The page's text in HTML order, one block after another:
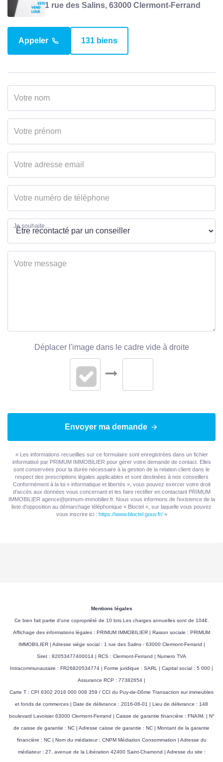
1 rue des Salins, 63000 Clermont-Ferrand
Appeler 131 biens
Je souhaite...
Déplacer l'image dans le cadre vide à droite
Envoyer ma demande
« Les informations recueillies sur ce formulaire sont enregistrées dans un fichier
informatisé par PRIMUM IMMOBILIER pour gérer votre demande de contact. Elles
sont conservées pour la durée nécessaire à la gestion de la relation client dans le
respect des prescriptions légales applicables et sont destinées à nos conseillers
Conformément à la loi « informatique et libertés », vous pouvez exercer votre droit
d'accès aux données vous concernant et les faire rectifier en contactant PRIMUM
IMMOBILIER agence@primum-immobilier.fr. Nous vous informons de l'existence de la
liste d'opposition au démarchage téléphonique « Bloctel », sur laquelle vous pouvez
vous inscrire ici : https://www.bloctel.gouv.fr/»
Mentions légales
Ce bien fait partie d'une copropriété de 10 lots.Les charges annuelles sont de 104€.
Affichage des informations légales : PRIMUM IMMOBILIER | Raison sociale : PRIMUM
IMMOBILIER | Adresse siège social : 1 rue des Salins - 63000 Clermont-Ferrand |
Siret : 82053477400014 | RCS : Clermont-Ferrand | Numero TVA
Intracommunautaire : FR26820534774 | Forme juridique : SARL | Capital social : 5 000 |
Assurance RCP : 77382654 |
Carte T : CPI 6302 2016 000 008 359 / CCI du Puy-de-Dôme Transaction sur immeubles
et fonds de commerces | Date de délivrance : 2016-06-01 | Lieu de délivrance : 148
boulevard Lavoisier 63000 Clermont-Ferrand | Caisse de garantie financière : FNAIM. | N°
de caisse de garantie : NC | Adresse caisse de garantie : NC | Montant de la garantie
financière : NC | Nom du médiateur : CNPM Médiation Consommation | Adresse du
médiateur : 27, avenue de la Libération 42400 Saint-Chamond | Adresse du site :